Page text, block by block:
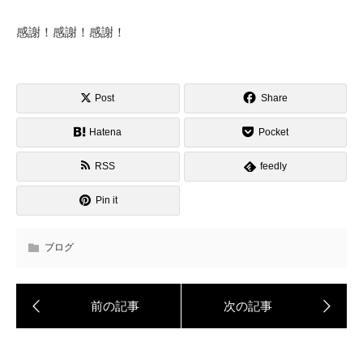
感謝！感謝！感謝！
Post Share
Hatena Pocket
RSS feedly
Pin it
ブログ